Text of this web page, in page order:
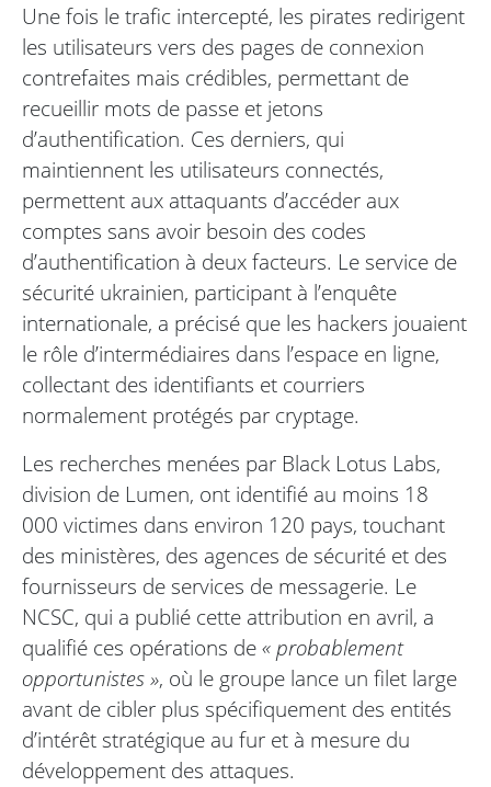
Une fois le trafic intercepté, les pirates redirigent
les utilisateurs vers des pages de connexion
contrefaites mais crédibles, permettant de
recueillir mots de passe et jetons
d’authentification. Ces derniers, qui
maintiennent les utilisateurs connectés,
permettent aux attaquants d’accéder aux
comptes sans avoir besoin des codes
d’authentification à deux facteurs. Le service de
sécurité ukrainien, participant à l’enquête
internationale, a précisé que les hackers jouaient
le rôle d’intermédiaires dans l’espace en ligne,
collectant des identifiants et courriers
normalement protégés par cryptage.
Les recherches menées par Black Lotus Labs,
division de Lumen, ont identifié au moins 18
000 victimes dans environ 120 pays, touchant
des ministères, des agences de sécurité et des
fournisseurs de services de messagerie. Le
NCSC, qui a publié cette attribution en avril, a
qualifié ces opérations de« probablement
opportunistes », où le groupe lance un filet large
avant de cibler plus spécifiquement des entités
d’intérêt stratégique au fur et à mesure du
développement des attaques.